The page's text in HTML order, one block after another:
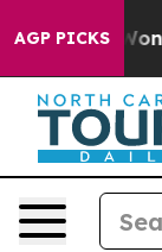
AGP PICKS
Won’t